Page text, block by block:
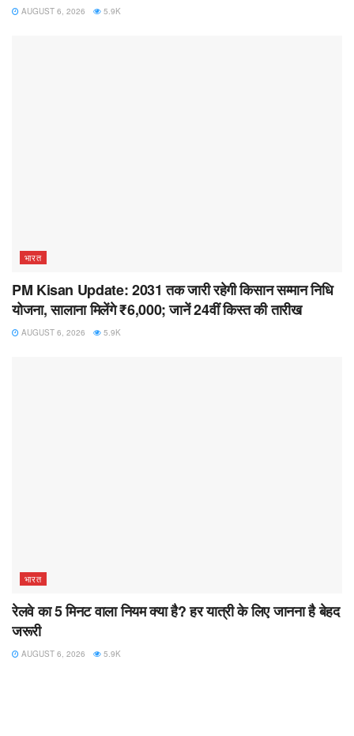
AUGUST 6, 2026 5.9K
भारत
PM Kisan Update: 2031 तक जारी रहेगी किसान सम्मान निधि
योजना, सालाना मिलेंगे ₹6,000; जानें 24वीं किस्त की तारीख
AUGUST 6, 2026 5.9K
भारत
रेलवे का 5 मिनट वाला नियम क्या है? हर यात्री के लिए जानना है बेहद
जरूरी
AUGUST 6, 2026 5.9K